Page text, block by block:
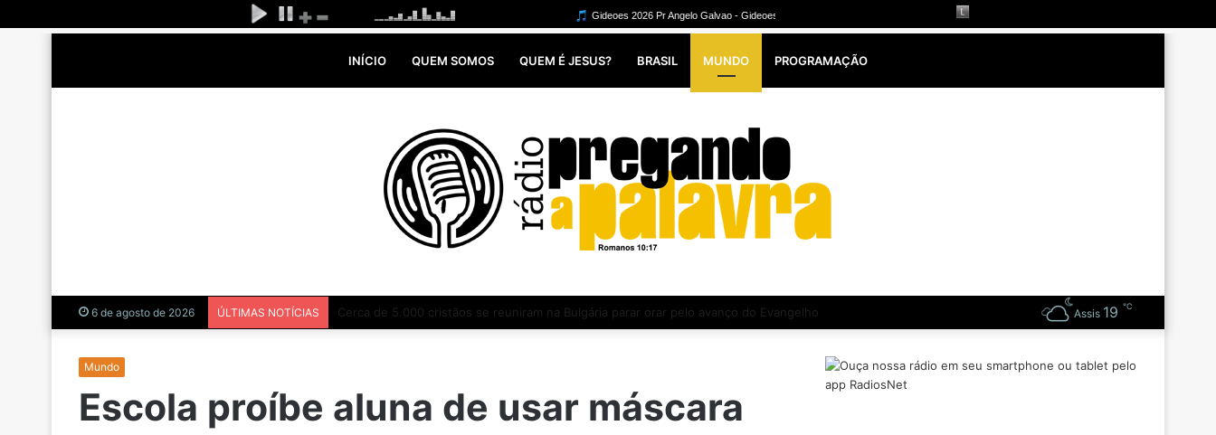
INÍCIO QUEM SOMOS QUEM É JESUS? BRASIL MUNDO PROGRAMAÇÃO
6 de agosto de 2026 ÚLTIMAS NOTÍCIAS Abuso da fé: denúncias de exploração levam a iniciativa que busca acabar com abusos espirituais Assis 19 ℃
Mundo
Escola proíbe aluna de usar máscara